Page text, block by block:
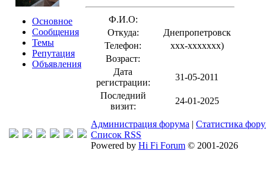
Основное
Сообщения
Темы
Репутация
Объявления
Ф.И.О:
Откуда:
Днепропетровск
Телефон:
xxx-xxxxxxx)
Возраст:
Дата
регистрации:
31-05-2011
Последний
визит:
24-01-2025
Администрация форума | Статистика
Список RSS
Powered by Hi Fi Forum © 2001-2026